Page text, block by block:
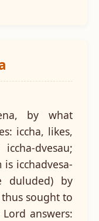
by what
iccha, likes,
dvesau;
icchadvesa-
duluded) by
sought to
answers: